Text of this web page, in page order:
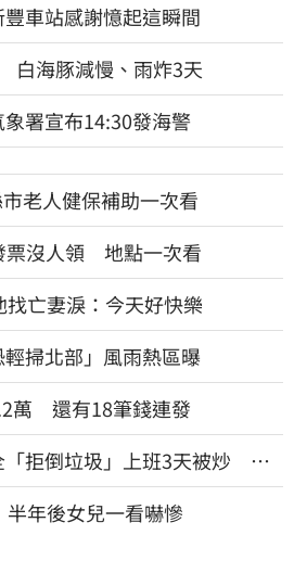
車站感謝憶起這瞬間
海豚減慢、雨炸3天
署宣布14:30發海警
老人健保補助一次看
票沒人領 地點一次看
亡妻淚：今天好快樂
掃北部」風雨熱區曝
萬 還有18筆錢連發
「拒倒垃圾」上班3天被炒 找
年後女兒一看嚇慘